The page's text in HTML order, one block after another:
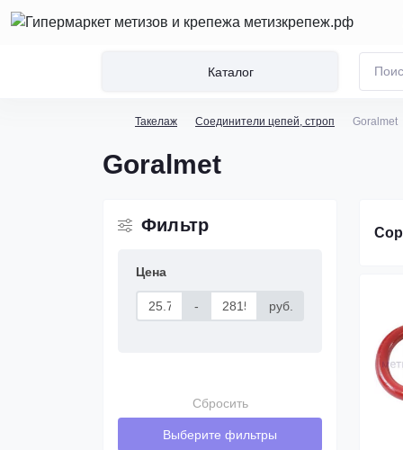
Каталог
Такелаж Соединители цепей, строп Goralmet
Goralmet
Фильтр
Цена
- руб.
Сбросить
Выберите фильтры